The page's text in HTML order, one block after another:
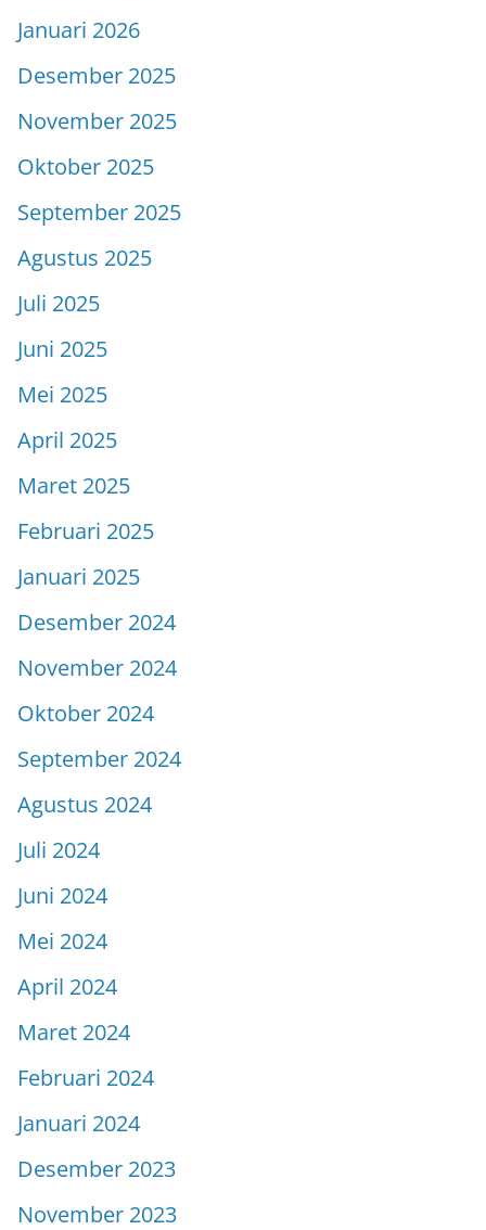
Januari 2026
Desember 2025
November 2025
Oktober 2025
September 2025
Agustus 2025
Juli 2025
Juni 2025
Mei 2025
April 2025
Maret 2025
Februari 2025
Januari 2025
Desember 2024
November 2024
Oktober 2024
September 2024
Agustus 2024
Juli 2024
Juni 2024
Mei 2024
April 2024
Maret 2024
Februari 2024
Januari 2024
Desember 2023
November 2023